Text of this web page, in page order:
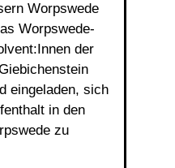
Worpswede
Worpswede-
der
eingeladen, sich
in den
zu